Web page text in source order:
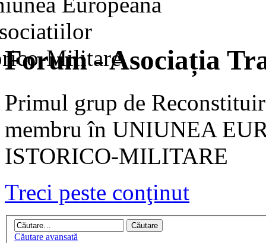
Forum - Asociația
Primul grup de
membru în UNIUNEA
ISTORICO-MILITARE
Treci peste conţinut
Căutare avansată